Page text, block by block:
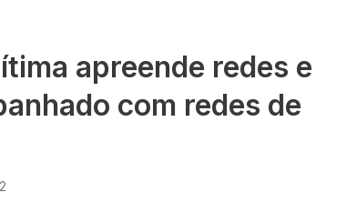
apreende redes e
com redes de